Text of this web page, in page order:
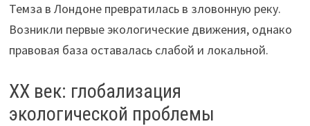
Темза в Лондоне превратилась в зловонную реку.
Возникли первые экологические движения, однако
правовая база оставалась слабой и локальной.
XX век: глобализация
экологической проблемы